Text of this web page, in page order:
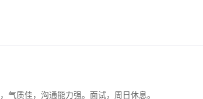
气质佳，沟通能力强。面试，周日休息。